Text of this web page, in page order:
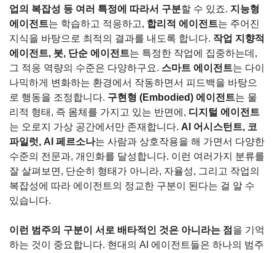
업의 복잡성 등 여러 특정에 따라서 구분할 수 있죠. 지능형
에이전트는 학습하고 적응하고, 합리적 에이전트는 주어진
지식을 바탕으로 최적의 결과를 내도록 합니다. 작업 지향적
에이전트, 봇, 단순 에이전트는 특정한 작업에 집중하는데,
그 적응 역량의 수준은 다양하구요. 스마트 에이전트는 다이
나믹하게 변화하는 환경에서 작동하면서 피드백을 바탕으
로 행동을 조정합니다. 구현형 (Embodied) 에이전트는 물
리적 형태, 즉 몸체를 가지고 있는 반면에, 디지털 에이전트
는 오로지 가상 공간에서만 존재합니다. AI 어시스턴트, 코
파일럿, AI 페르소나는 사람과 상호작용을 해 가면서 다양한
수준의 전문과, 개인화를 달성합니다. 이런 여러가지 분류를
잘 살펴보면, 단순히 형태가 아니라, 자율성, 그리고 작업의
복잡성에 따라 에이전트의 정교한 구분이 된다는 걸 알 수
있습니다.
이런 범주의 구분이 서로 배타적인 것은 아니라는 점 을 기억
하는 것이 중요합니다. 현대의 AI 에이전트들은 하나의 범주